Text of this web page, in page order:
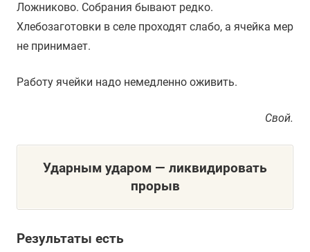
Ложниково. Собрания бывают редко.
Хлебозаготовки в селе проходят слабо, а ячейка мер
не принимает.
Работу ячейки надо немедленно оживить.
Свой.
Ударным ударом — ликвидировать
прорыв
Результаты есть